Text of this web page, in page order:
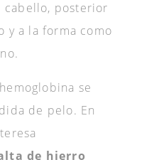
posterior
y a la forma como
se
de pelo. En
de hierro